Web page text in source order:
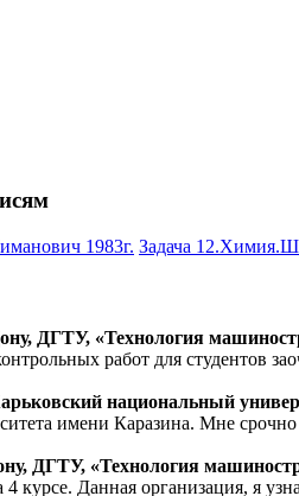
1983г. Задача
ДГТУ, «Технология
работ для студентов
национальный
имени Каразина. Мне
ДГТУ, «Технология
курсе. Данная организация, я